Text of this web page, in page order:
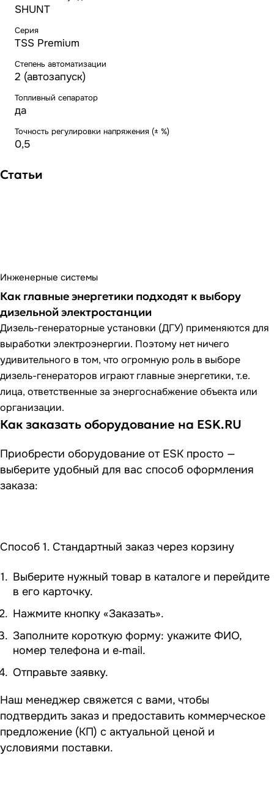
SHUNT
Серия
TSS Premium
Степень автоматизации
2 (автозапуск)
Топливный сепаратор
да
Точность регулировки напряжения (± %)
0,5
Статьи
Инженерные системы
Как главные энергетики подходят к выбору
дизельной электростанции
Дизель-генераторные установки (ДГУ) применяются для
выработки электроэнергии. Поэтому нет ничего
удивительного в том, что огромную роль в выборе
дизель-генераторов играют главные энергетики, т.е.
лица, ответственные за энергоснабжение объекта или
организации.
Как заказать оборудование на ESK.RU
Приобрести оборудование от ESK просто —
выберите удобный для вас способ оформления
заказа:
Способ 1. Стандартный заказ через корзину
Выберите нужный товар в каталоге и перейдите
в его карточку.
Нажмите кнопку «Заказать».
Заполните короткую форму: укажите ФИО,
номер телефона и e‑mail.
Отправьте заявку.
Наш менеджер свяжется с вами, чтобы
подтвердить заказ и предоставить коммерческое
предложение (КП) с актуальной ценой и
условиями поставки.